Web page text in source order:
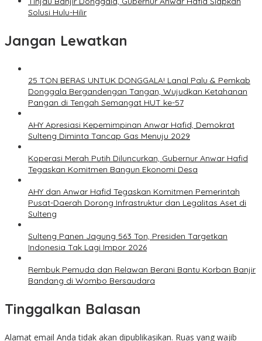
Solusi Hulu-Hilir
Jangan Lewatkan
25 TON BERAS UNTUK DONGGALA! Lanal Palu & Pemkab
Donggala Bergandengan Tangan, Wujudkan Ketahanan
Pangan di Tengah Semangat HUT ke-57
AHY Apresiasi Kepemimpinan Anwar Hafid, Demokrat
Sulteng Diminta Tancap Gas Menuju 2029
Koperasi Merah Putih Diluncurkan, Gubernur Anwar Hafid
Tegaskan Komitmen Bangun Ekonomi Desa
AHY dan Anwar Hafid Tegaskan Komitmen Pemerintah
Pusat-Daerah Dorong Infrastruktur dan Legalitas Aset di
Sulteng
Sulteng Panen Jagung 563 Ton, Presiden Targetkan
Indonesia Tak Lagi Impor 2026
Rembuk Pemuda dan Relawan Berani Bantu Korban Banjir
Bandang di Wombo Bersaudara
Tinggalkan Balasan
Alamat email Anda tidak akan dipublikasikan. Ruas yang wajib